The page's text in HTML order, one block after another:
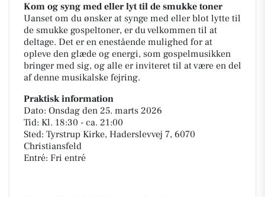
Kom og syng med eller lyt til de smukke toner
Uanset om du ønsker at synge med eller blot lytte til
de smukke gospeltoner, er du velkommen til at
deltage. Det er en enestående mulighed for at
opleve den glæde og energi, som gospelmusikken
bringer med sig, og alle er inviteret til at være en del
af denne musikalske fejring.
Praktisk information
Dato: Onsdag den 25. marts 2026
Tid: Kl. 18:30 - ca. 21:00
Sted: Tyrstrup Kirke, Haderslevvej 7, 6070
Christiansfeld
Entré: Fri entré